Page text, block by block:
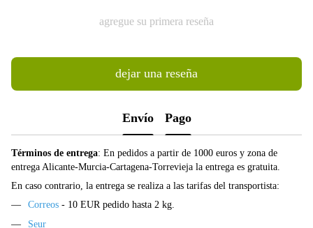
agregue su primera reseña
dejar una reseña
Envío Pago
Términos de entrega: En pedidos a partir de 1000 euros y zona de
entrega Alicante-Murcia-Cartagena-Torrevieja la entrega es gratuita.
En caso contrario, la entrega se realiza a las tarifas del transportista:
Correos - 10 EUR pedido hasta 2 kg.
Seur